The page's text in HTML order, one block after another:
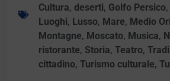
Cultura,deserti, Golfo Persico,
Luoghi, Lusso, Mare, Medio
Montagne, Moscato, Musica,
ristorante, Storia,Teatro,
cittadino,Turismo culturale,